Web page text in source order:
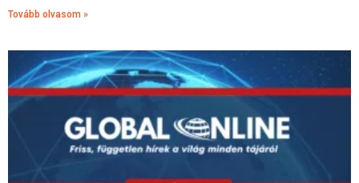
Tovább olvasom »